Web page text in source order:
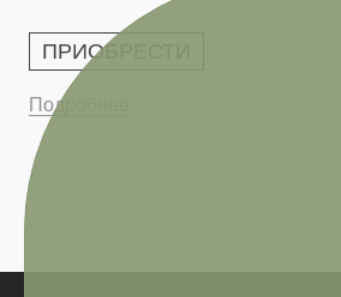
ПРИОБРЕСТИ
Подробнее